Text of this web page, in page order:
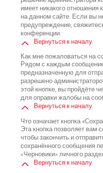
имеет никакого
на данном сайте. Если вы
предупреждение,
конференции.
Вернуться к началу
Как мне пожаловаться на
Рядом с каждым
предназначенную для
разрешено
этой кнопке, вы пройдёте
для оправки жалобы на
Вернуться к началу
Что означает кнопка
Эта кнопка позволяет вам
чтобы закончить и
сохранённого сообщения
«Черновики» личного
Вернуться к началу